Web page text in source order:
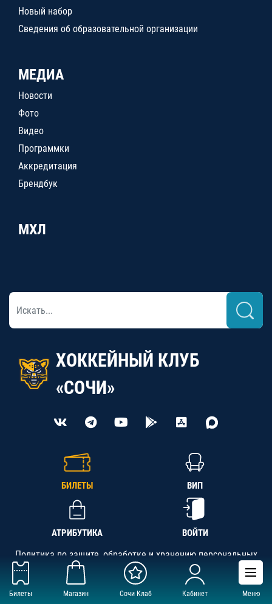
Билеты Магазин Сочи Клаб Кабинет Меню
Новый набор
Сведения об образовательной организации
МЕДИА
Новости
Фото
Видео
Программки
Аккредитация
Брендбук
МХЛ
ХОККЕЙНЫЙ КЛУБ
«СОЧИ»
БИЛЕТЫ ВИП
АТРИБУТИКА ВОЙТИ
Политика по защите, обработке и хранению персональных
данных
АНО «СК «Кубань-Регион», ОГРН 1142300002349,